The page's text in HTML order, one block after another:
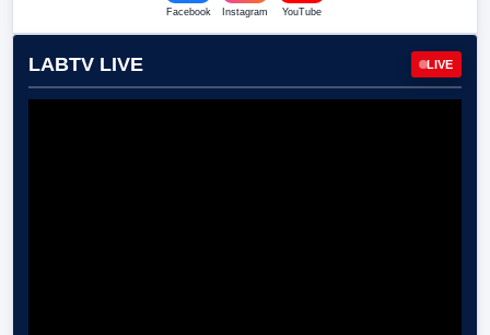
Facebook Instagram YouTube
LABTV LIVE LIVE